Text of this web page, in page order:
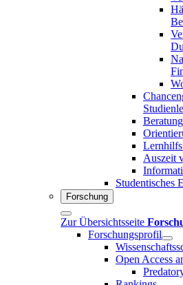
Auszeit
Studentisches
Forschung
Zur Übersichtsseite
Forschungsprofil
Open Access